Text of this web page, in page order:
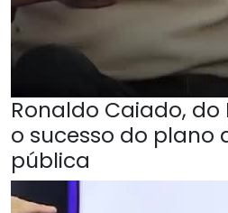
Ronaldo Caiado, do
o sucesso do plano
pública